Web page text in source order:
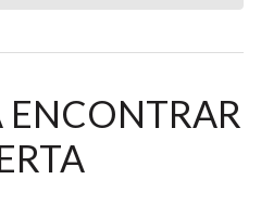
ENCONTRAR